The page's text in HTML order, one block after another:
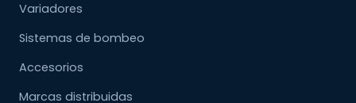
Variadores
Sistemas de bombeo
Accesorios
Marcas distribuidas